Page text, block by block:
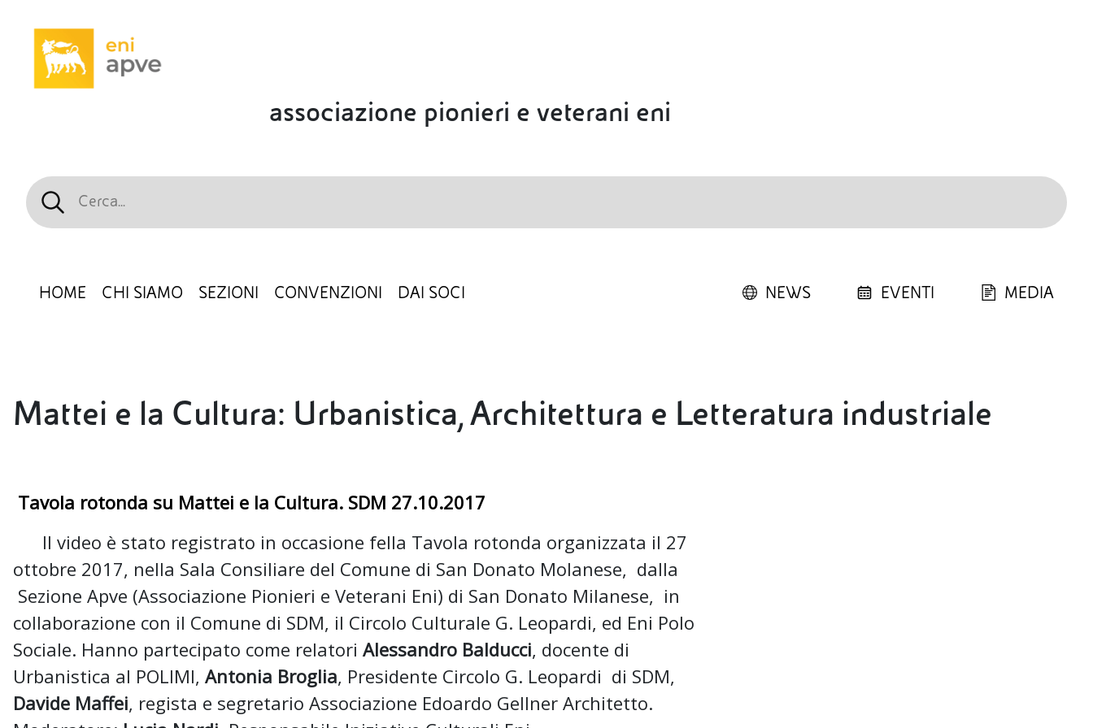
associazione pionieri e veterani eni
HOME CHI SIAMO SEZIONI CONVENZIONI DAI SOCI NEWS EVENTI MEDIA
Mattei e la Cultura: Urbanistica, Architettura e Letteratura industriale
Tavola rotonda su Mattei e la Cultura. SDM 27.10.2017
Il video è stato registrato in occasione fella Tavola rotonda organizzata il 27
ottobre 2017, nella Sala Consiliare del Comune di San Donato Molanese, dalla
Sezione Apve (Associazione Pionieri e Veterani Eni) di San Donato Milanese, in
collaborazione con il Comune di SDM, il Circolo Culturale G. Leopardi, ed Eni Polo
Sociale. Hanno partecipato come relatori Alessandro Balducci, docente di
Urbanistica al POLIMI, Antonia Broglia, Presidente Circolo G. Leopardi di SDM,
Davide Maffei, regista e segretario Associazione Edoardo Gellner Architetto.